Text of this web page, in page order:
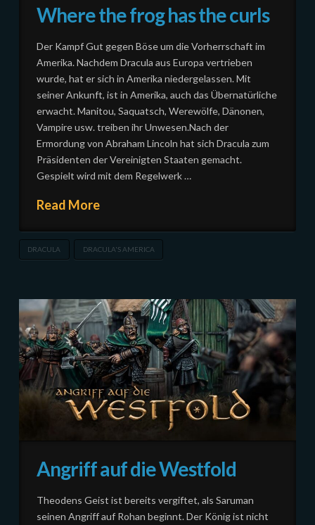
Where the frog has the curls
Der Kampf Gut gegen Böse um die Vorherrschaft im
Amerika. Nachdem Dracula aus Europa vertrieben
wurde, hat er sich in Amerika niedergelassen. Mit
seiner Ankunft, ist in Amerika, auch das Übernatürliche
erwacht. Manitou, Saquatsch, Werewölfe, Dänonen,
Vampire usw. treiben ihr Unwesen.Nach der
Ermordung von Abraham Lincoln hat sich Dracula zum
Präsidenten der Vereinigten Staaten gemacht.
Gespielt wird mit dem Regelwerk …
Read More
DRACULA DRACULA'S AMERICA
Angriff auf die Westfold
Theodens Geist ist bereits vergiftet, als Saruman
seinen Angriff auf Rohan beginnt. Der König ist nicht